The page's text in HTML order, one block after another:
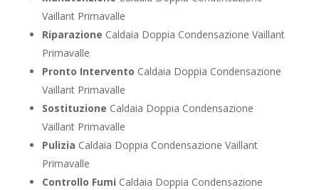
Vaillant Primavalle
Riparazione Caldaia Doppia Condensazione Vaillant
Primavalle
Pronto Intervento Caldaia Doppia Condensazione
Vaillant Primavalle
Sostituzione Caldaia Doppia Condensazione
Vaillant Primavalle
Pulizia Caldaia Doppia Condensazione Vaillant
Primavalle
Controllo Fumi Caldaia Doppia Condensazione